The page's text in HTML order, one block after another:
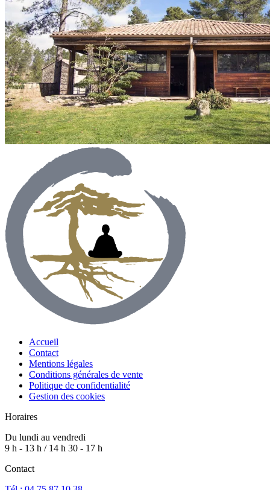
Accueil
Contact
Mentions légales
Conditions générales de vente
Politique de confidentialité
Gestion des cookies
Horaires
Du lundi au vendredi
9 h - 13 h / 14 h 30 - 17 h
Contact